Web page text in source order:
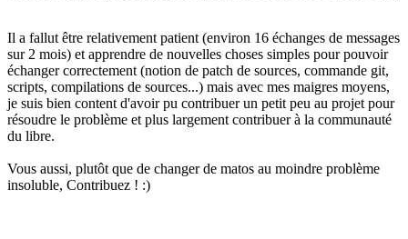
Il a fallut être relativement patient (environ 16 échanges de messages
sur 2 mois) et apprendre de nouvelles choses simples pour pouvoir
échanger correctement (notion de patch de sources, commande git,
scripts, compilations de sources...) mais avec mes maigres moyens,
je suis bien content d'avoir pu contribuer un petit peu au projet pour
résoudre le problème et plus largement contribuer à la communauté
du libre.
Vous aussi, plutôt que de changer de matos au moindre problème
insoluble, Contribuez ! :)